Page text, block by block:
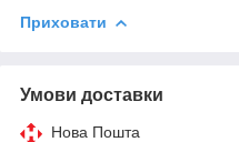
Приховати
Умови доставки
Нова Пошта